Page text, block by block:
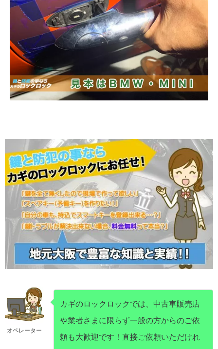
オペレーター
カギのロックロックでは、中古車販売店
や業者さまに限らず一般の方からのご依
頼も大歓迎です！直接ご依頼いただけれ